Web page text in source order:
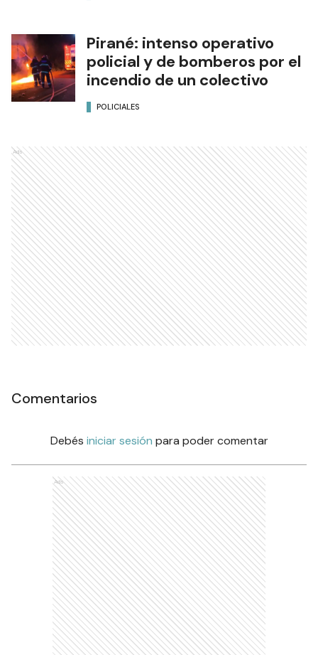
Pirané: intenso operativo
policial y de bomberos por el
incendio de un colectivo
POLICIALES
Ads
Comentarios
Debés iniciar sesión para poder comentar
Ads